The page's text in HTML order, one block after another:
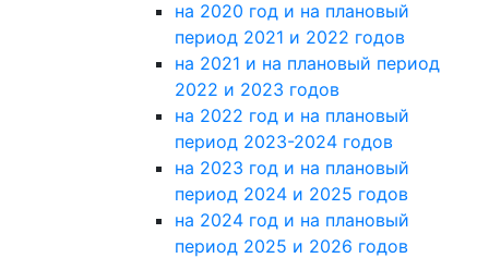
на 2020 год и на плановый
период 2021 и 2022 годов
на 2021 и на плановый период
2022 и 2023 годов
на 2022 год и на плановый
период 2023-2024 годов
на 2023 год и на плановый
период 2024 и 2025 годов
на 2024 год и на плановый
период 2025 и 2026 годов